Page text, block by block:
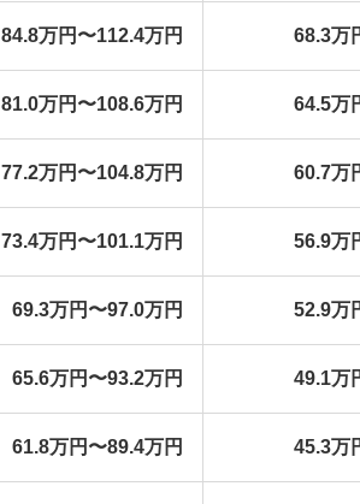
84.8万円〜112.4万円 68.3万
81.0万円〜108.6万円 64.5万
77.2万円〜104.8万円 60.7万
73.4万円〜101.1万円 56.9万
69.3万円〜97.0万円 52.9万
65.6万円〜93.2万円 49.1万
61.8万円〜89.4万円 45.3万